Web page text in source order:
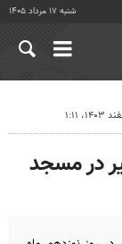
شنبه ۱۷ مرداد ۱۴۰۵
در مسجد